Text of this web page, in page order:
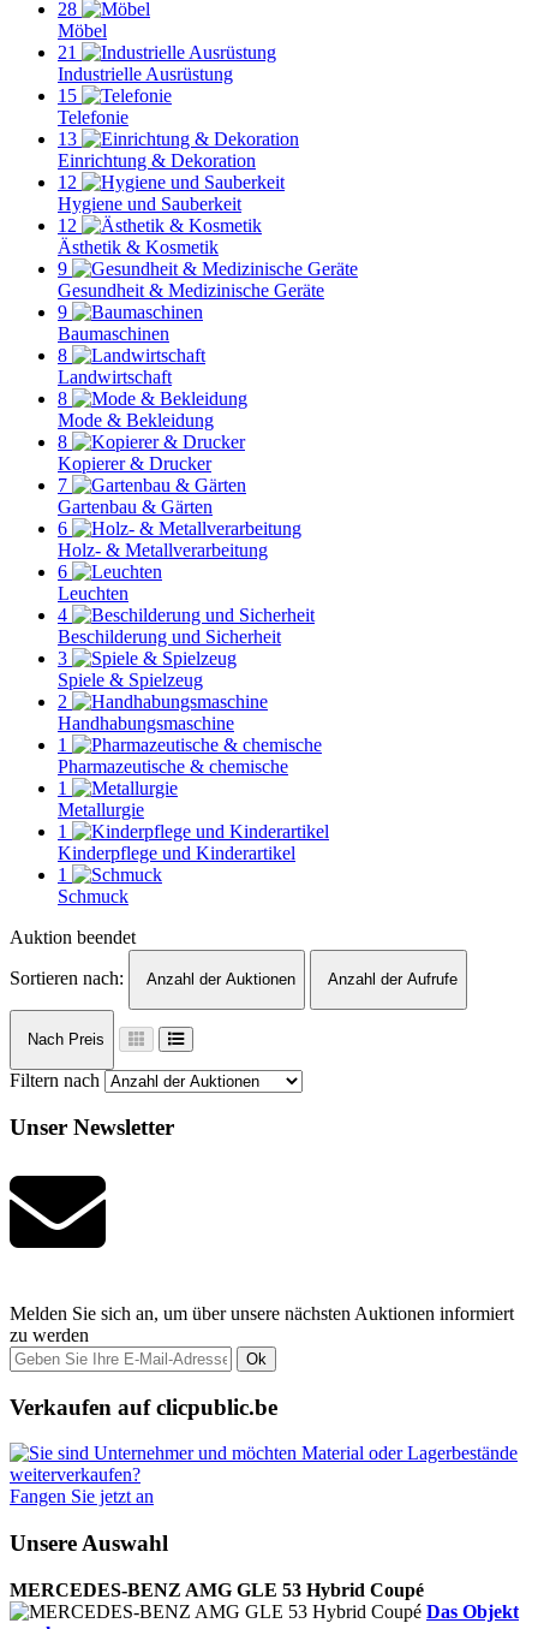
28
Möbel
21
Industrielle Ausrüstung
15
Telefonie
13
Einrichtung & Dekoration
12
Hygiene und Sauberkeit
12
Ästhetik & Kosmetik
9
Gesundheit & Medizinische Geräte
9
Baumaschinen
8
Landwirtschaft
8
Mode & Bekleidung
8
Kopierer & Drucker
7
Gartenbau & Gärten
6
Holz- & Metallverarbeitung
6
Leuchten
4
Beschilderung und Sicherheit
3
Spiele & Spielzeug
2
Handhabungsmaschine
1
Pharmazeutische & chemische
1
Metallurgie
1
Kinderpflege und Kinderartikel
1
Schmuck
Auktion beendet
Sortieren nach:
Anzahl der Auktionen Anzahl der Aufrufe
Nach Preis
Filtern nach
Unser Newsletter
Melden Sie sich an, um über unsere nächsten Auktionen informiert
zu werden
Ok
Verkaufen auf clicpublic.be
Fangen Sie jetzt an
Unsere Auswahl
MERCEDES-BENZ AMG GLE 53 Hybrid Coupé
Das Objekt